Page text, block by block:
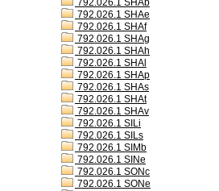
792.026.1 SHAb
792.026.1 SHAe
792.026.1 SHAf
792.026.1 SHAg
792.026.1 SHAh
792.026.1 SHAl
792.026.1 SHAp
792.026.1 SHAs
792.026.1 SHAt
792.026.1 SHAv
792.026.1 SILi
792.026.1 SILs
792.026.1 SIMb
792.026.1 SINe
792.026.1 SONc
792.026.1 SONe